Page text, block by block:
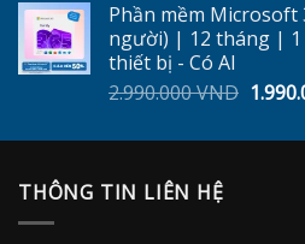
Phần mềm Microsoft
người) | 12 tháng | 1
thiết bị - Có AI
2.990.000VND Giá
là:
THÔNG TIN LIÊN HỆ